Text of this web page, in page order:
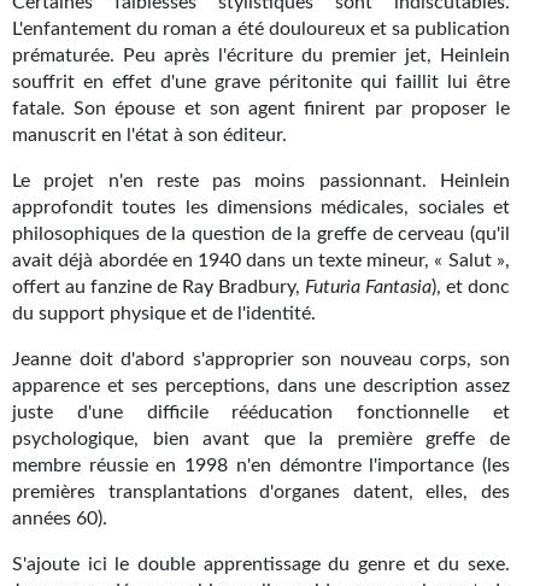
Gratuit
Sans DRM
BIFROST
Tous les numéros
En numérique
S'abonner
Les critiques
Le blog
Le prix des lecteurs
GOODIES
Goodies Gotland
L'enfantement du roman a été douloureux et sa publication
prématurée. Peu après l'écriture du premier jet, Heinlein
souffrit en effet d'une grave péritonite qui faillit lui être
fatale. Son épouse et son agent finirent par proposer le
manuscrit en l'état à son éditeur.
Le projet n'en reste pas moins passionnant. Heinlein
approfondit toutes les dimensions médicales, sociales et
philosophiques de la question de la greffe de cerveau (qu'il
avait déjà abordée en 1940 dans un texte mineur, « Salut »,
offert au fanzine de Ray Bradbury, Futuria Fantasia), et donc
du support physique et de l'identité.
Jeanne doit d'abord s'approprier son nouveau corps, son
apparence et ses perceptions, dans une description assez
juste d'une difficile rééducation fonctionnelle et
psychologique, bien avant que la première greffe de
membre réussie en 1998 n'en démontre l'importance (les
premières transplantations d'organes datent, elles, des
années 60).
S'ajoute ici le double apprentissage du genre et du sexe.